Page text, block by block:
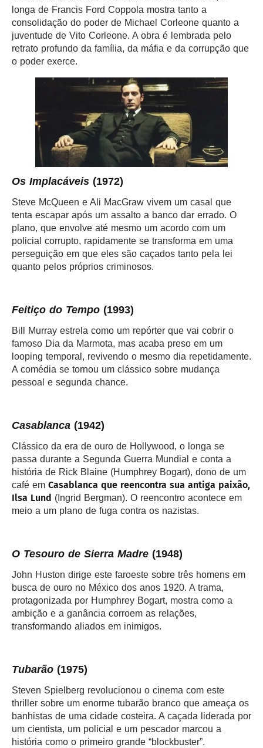
longa de Francis Ford Coppola mostra tanto a
consolidação do poder de Michael Corleone quanto a
juventude de Vito Corleone. A obra é lembrada pelo
retrato profundo da família, da máfia e da corrupção que
o poder exerce.
Os Implacáveis (1972)
Steve McQueen e Ali MacGraw vivem um casal que
tenta escapar após um assalto a banco dar errado. O
plano, que envolve até mesmo um acordo com um
policial corrupto, rapidamente se transforma em uma
perseguição em que eles são caçados tanto pela lei
quanto pelos próprios criminosos.
Feitiço do Tempo (1993)
Bill Murray estrela como um repórter que vai cobrir o
famoso Dia da Marmota, mas acaba preso em um
looping temporal, revivendo o mesmo dia repetidamente.
A comédia se tornou um clássico sobre mudança
pessoal e segunda chance.
Casablanca (1942)
Clássico da era de ouro de Hollywood, o longa se
passa durante a Segunda Guerra Mundial e conta a
história de Rick Blaine (Humphrey Bogart), dono de um
café em Casablanca que reencontra sua antiga paixão,
Ilsa Lund (Ingrid Bergman). O reencontro acontece em
meio a um plano de fuga contra os nazistas.
O Tesouro de Sierra Madre (1948)
John Huston dirige este faroeste sobre três homens em
busca de ouro no México dos anos 1920. A trama,
protagonizada por Humphrey Bogart, mostra como a
ambição e a ganância corroem as relações,
transformando aliados em inimigos.
Tubarão (1975)
Steven Spielberg revolucionou o cinema com este
thriller sobre um enorme tubarão branco que ameaça os
banhistas de uma cidade costeira. A caçada liderada por
um cientista, um policial e um pescador marcou a
história como o primeiro grande “blockbuster”.